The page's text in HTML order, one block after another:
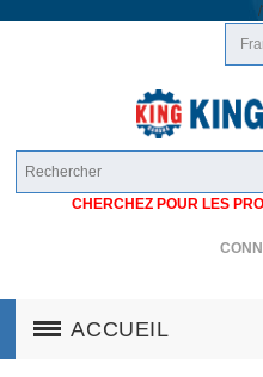
CHERCHEZ POUR LES
ACCUEIL